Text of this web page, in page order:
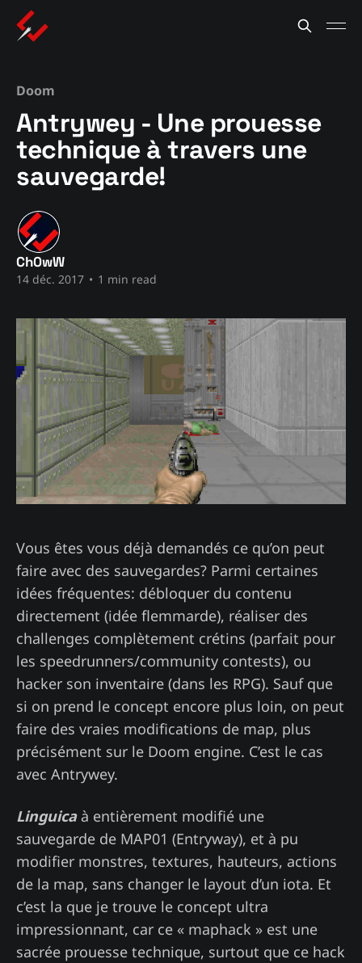
Doom
Antrywey - Une prouesse
technique à travers une
sauvegarde!
Ch0wW
14 déc. 2017 • 1 min read
Vous êtes vous déjà demandés ce qu’on peut
faire avec des sauvegardes? Parmi certaines
idées fréquentes: débloquer du contenu
directement (idée flemmarde), réaliser des
challenges complètement crétins (parfait pour
les speedrunners/community contests), ou
hacker son inventaire (dans les RPG). Sauf que
si on prend le concept encore plus loin, on peut
faire des vraies modifications de map, plus
précisément sur le Doom engine. C’est le cas
avec Antrywey.
Linguica à entièrement modifié une
sauvegarde de MAP01 (Entryway), et à pu
modifier monstres, textures, hauteurs, actions
de la map, sans changer le layout d’un iota. Et
c’est la que je trouve le concept ultra
impressionnant, car ce « maphack » est une
sacrée prouesse technique, surtout que ce hack